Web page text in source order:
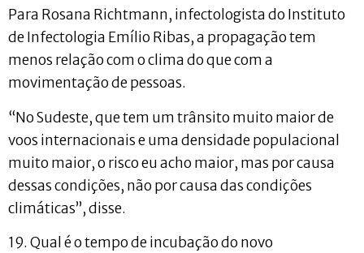
Para Rosana Richtmann, infectologista do Instituto
de Infectologia Emílio Ribas, a propagação tem
menos relação com o clima do que com a
movimentação de pessoas.
“No Sudeste, que tem um trânsito muito maior de
voos internacionais e uma densidade populacional
muito maior, o risco eu acho maior, mas por causa
dessas condições, não por causa das condições
climáticas”, disse.
19. Qual é o tempo de incubação do novo